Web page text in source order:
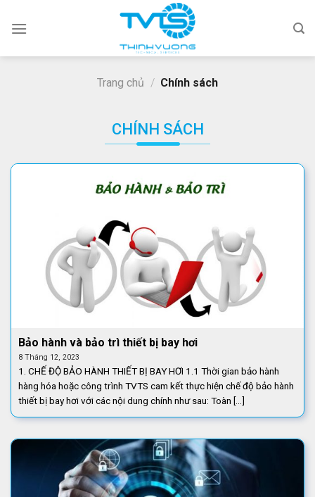
Trang chủ / Chính sách
CHÍNH SÁCH
Bảo hành và bảo trì thiết bị bay hơi
8 Tháng 12, 2023
1. CHẾ ĐỘ BẢO HÀNH THIẾT BỊ BAY HƠI 1.1 Thời gian bảo hành
hàng hóa hoặc công trình TVTS cam kết thực hiện chế độ bảo hành
thiết bị bay hơi với các nội dung chính như sau: Toàn [...]